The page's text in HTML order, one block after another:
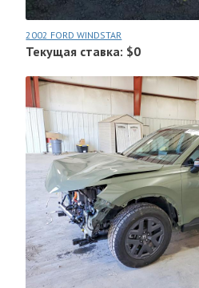
2002 FORD WINDSTAR
Текущая ставка: $0